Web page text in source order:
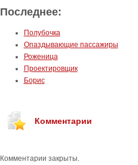
Последнее:
Полубочка
Опаздывающие пассажиры
Роженица
Проектировщик
Борис
Комментарии
Комментарии закрыты.